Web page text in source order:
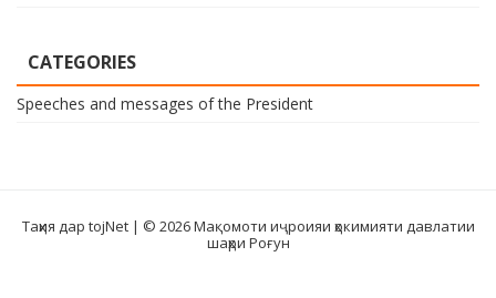
CATEGORIES
Speeches and messages of the President
Таҳия дар tojNet | © 2026 Мақомоти иҷроияи ҳокимияти давлатии
шаҳри Роғун